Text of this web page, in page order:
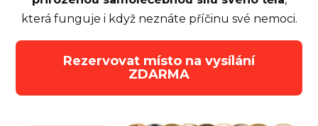
která funguje i když neznáte příčinu své nemoci.
Rezervovat místo na vysílání
ZDARMA